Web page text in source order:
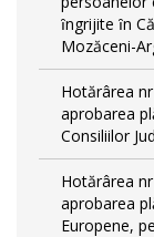
ȋngrijite ȋn
Mozăceni-
Hotărârea
aprobarea
Consiliilor
Hotărârea
aprobarea
Europene,